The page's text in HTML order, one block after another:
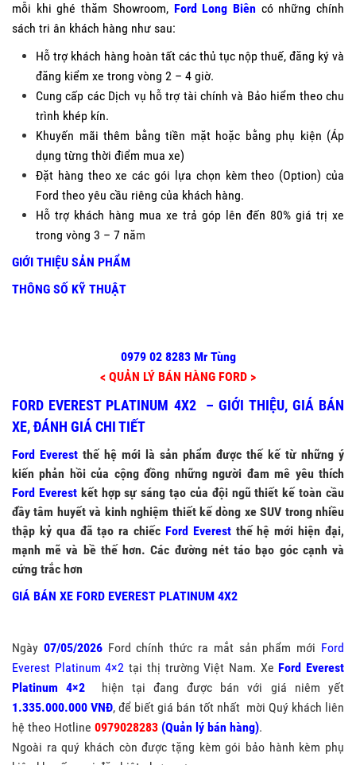
mỗi khi ghé thăm Showroom, Ford Long Biêncó những chính
sách tri ân khách hàng như sau:
Hỗ trợ khách hàng hoàn tất các thủ tục nộp thuế, đăng ký và
đăng kiểm xe trong vòng 2 – 4 giờ.
Cung cấp các Dịch vụ hỗ trợ tài chính và Bảo hiểm theo chu
trình khép kín.
Khuyến mãi thêm bằng tiền mặt hoặc bằng phụ kiện (Áp
dụng từng thời điểm mua xe)
Đặt hàng theo xe các gói lựa chọn kèm theo (Option) của
Ford theo yêu cầu riêng của khách hàng.
Hỗ trợ khách hàng mua xe trả góp lên đến 80% giá trị xe
trong vòng 3 – 7 năm
GIỚI THIỆU SẢN PHẨM
THÔNG SỐ KỸ THUẬT
0979 02 8283 Mr Tùng
< QUẢN LÝ BÁN HÀNG FORD >
FORD EVEREST PLATINUM 4X2 – GIỚI THIỆU, GIÁ BÁN
XE, ĐÁNH GIÁ CHI TIẾT
Ford Everest thế hệ mới là sản phẩm được thế kế từ những ý
kiến phản hồi của cộng đồng những người đam mê yêu thích
Ford Everestkết hợp sự sáng tạo của đội ngũ thiết kế toàn cầu
đầy tâm huyết và kinh nghiệm thiết kế dòng xe SUV trong nhiều
thập kỷ qua đã tạo ra chiếc Ford Everestthế hệ mới hiện đại,
mạnh mẽ và bề thế hơn. Các đường nét táo bạo góc cạnh và
cứng trắc hơn
GIÁ BÁN XE FORD EVEREST PLATINUM 4X2
Ngày 07/05/2026Ford chính thức ra mắt sản phẩm mới Ford
Everest Platinum 4×2 tại thị trường Việt Nam. Xe Ford Everest
Platinum 4×2
hiện tại đang được bán với giá niêm yết
1.335.000.000 VNĐ, để biết giá bán tốt nhất mời Quý khách liên
hệ theo Hotline 0979028283 (Quản lý bán hàng).
Ngoài ra quý khách còn được tặng kèm gói bảo hành kèm phụ